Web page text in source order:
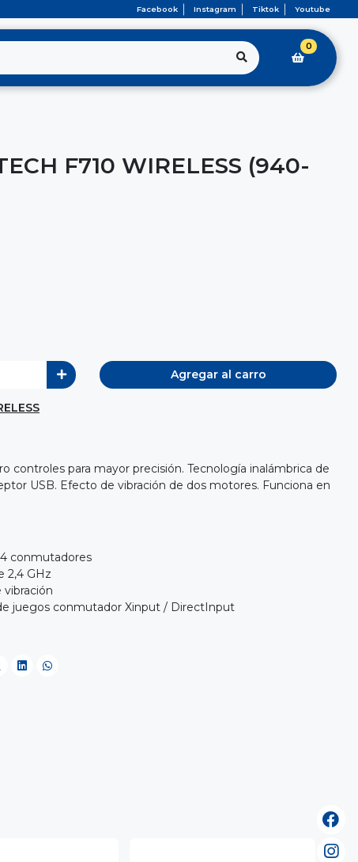
Facebook Instagram Tiktok Youtube
0
F710 WIRELESS (940-
Agregar al carro
controles para mayor precisión. Tecnología inalámbrica de
USB. Efecto de vibración de dos motores. Funciona en
conmutadores
2,4 GHz
juegos conmutador Xinput / DirectInput